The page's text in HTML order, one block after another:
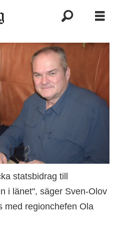
statsbidrag till
i länet", säger Sven-Olov
med regionchefen Ola